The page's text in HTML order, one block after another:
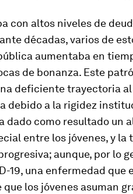
con altos niveles de
décadas, varios de
aumentaba en
de bonanza. Este
deficiente trayectoria
debido a la rigidez
dado como resultado un
entre los jóvenes, y la
aunque, por lo
19, una enfermedad
que los jóvenes asuman